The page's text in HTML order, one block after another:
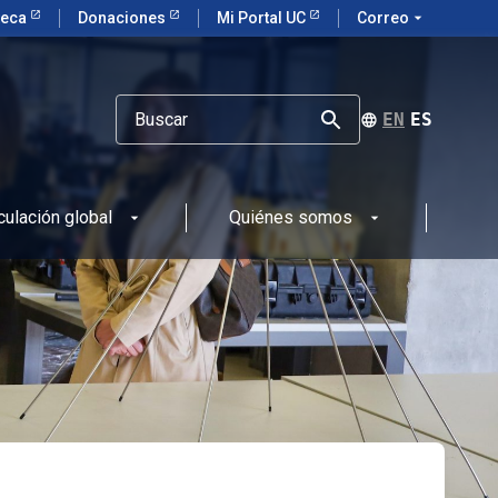
Donaciones Mi Portal UC Correo arrow_drop_down
ENGLISH
ESPAÑOL
global Quiénes somos